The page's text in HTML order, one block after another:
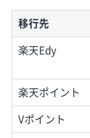
移行先
楽天Edy
楽天ポイント
Vポイント